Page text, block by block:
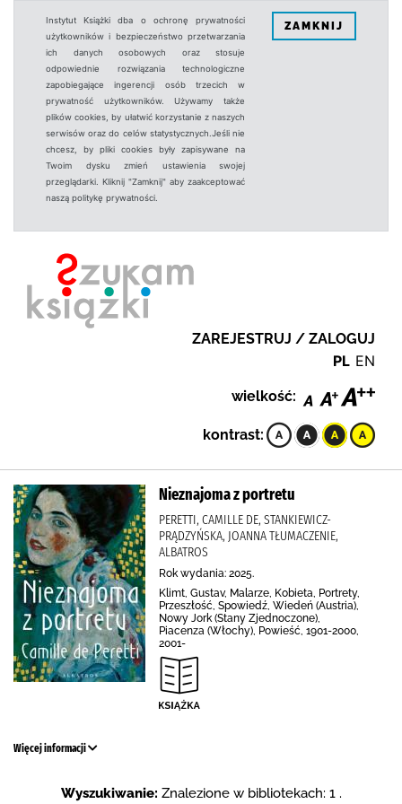
Instytut Książki dba o ochronę prywatności
użytkowników i bezpieczeństwo przetwarzania
ich danych osobowych oraz stosuje
odpowiednie rozwiązania technologiczne
zapobiegające ingerencji osób trzecich w
prywatność użytkowników. Używamy także
plików cookies, by ułatwić korzystanie z naszych
serwisów oraz do celów statystycznych.Jeśli nie
chcesz, by pliki cookies były zapisywane na
Twoim dysku zmień ustawienia swojej
przeglądarki. Kliknij "Zamknij" aby zaakceptować
naszą politykę prywatności.
ZAMKNIJ
ZAREJESTRUJ / ZALOGUJ
PL EN
wielkość:
kontrast:
Nieznajoma z portretu
PERETTI, CAMILLE DE, STANKIEWICZ-
PRĄDZYŃSKA, JOANNA TŁUMACZENIE,
ALBATROS
Rok wydania: 2025.
Klimt, Gustav, Malarze, Kobieta, Portrety,
Przeszłość, Spowiedź, Wiedeń (Austria),
Nowy Jork (Stany Zjednoczone),
Piacenza (Włochy), Powieść, 1901-2000,
2001-
Więcej informacji
Wyszukiwanie: Znalezione w bibliotekach: 1 .